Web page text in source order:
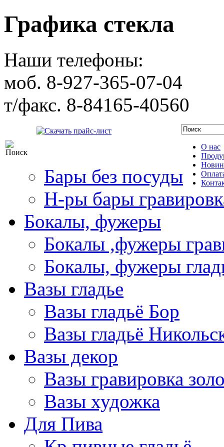
Графика стекла
Наши телефоны:
моб. 8-927-365-07-04
т/факс. 8-84165-40560
О нас
Бары без посуды
Н-ры бары
Бокалы, фужеры
Бокалы ,фужеры
Бокалы, фужеры
Вазы гладье
Вазы гладьё Бор
Вазы гладьё
Вазы декор
Вазы гравировка
Вазы художка
Для Пива